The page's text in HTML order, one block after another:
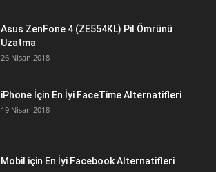
Asus ZenFone 4 (ZE554KL) Pil Ömrünü
Uzatma
26 Nisan 2018
iPhone İçin En İyi FaceTime Alternatifleri
19 Nisan 2018
Mobil için En İyi Facebook Alternatifleri